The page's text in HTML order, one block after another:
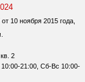
от 10 ноября 2015 года,
2
21:00, Сб-Вс 10:00-